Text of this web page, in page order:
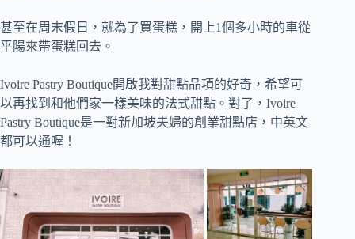
甚至在周末假日，就為了買蛋糕，開上1個多小時的車從
平陽來帶蛋糕回去。
Ivoire Pastry Boutique開啟我對甜點品項的好奇，希望可
以再找到和他們家一樣美味的法式甜點。對了，Ivoire
Pastry Boutique是一對新加坡夫婦的創業甜點店，中英文
都可以通喔！